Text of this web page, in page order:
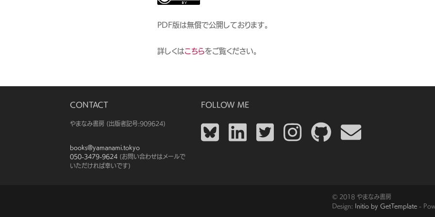
PDF版は無償で公開しております。
詳しくはこちらをご覧ください。
CONTACT
やまなみ書房 （出版者記号：909624）
books@yamanami.tokyo
050-3479-9624 (お問い合わせはメールで
いただければ幸いです)
FOLLOW ME
© 2018 やまなみ書房
Design:
Initio by GetTemplate -